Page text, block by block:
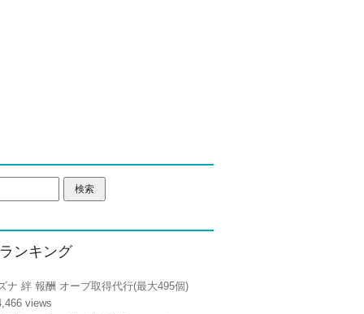
ンキング
ナ 絆 報酬 オーブ取得代行(最大495個)
views